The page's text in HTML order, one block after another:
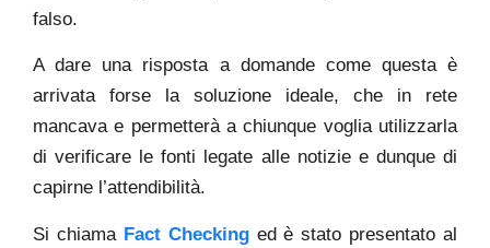
falso.
A dare una risposta a domande come questa è
arrivata forse la soluzione ideale, che in rete
mancava e permetterà a chiunque voglia utilizzarla
di verificare le fonti legate alle notizie e dunque di
capirne l’attendibilità.
Si chiama Fact Checkinged è stato presentato al